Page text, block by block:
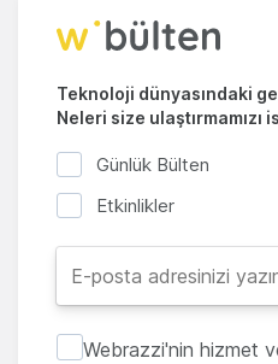
Teknoloji dünyasındaki
Neleri size ulaştırmamızı
Günlük Bülten
Etkinlikler
Webrazzi'nin hizmet